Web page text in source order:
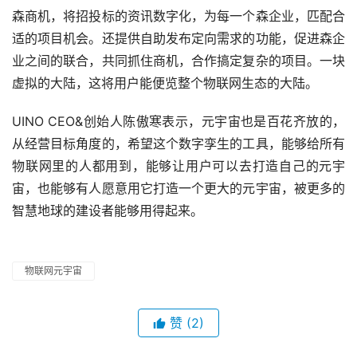
森商机，将招投标的资讯数字化，为每一个森企业，匹配合
适的项目机会。还提供自助发布定向需求的功能，促进森企
业之间的联合，共同抓住商机，合作搞定复杂的项目。一块
虚拟的大陆，这将用户能便览整个物联网生态的大陆。
UINO CEO&创始人陈傲寒表示，元宇宙也是百花齐放的，
从经营目标角度的，希望这个数字孪生的工具，能够给所有
物联网里的人都用到，能够让用户可以去打造自己的元宇
宙，也能够有人愿意用它打造一个更大的元宇宙，被更多的
智慧地球的建设者能够用得起来。
物联网元宇宙
赞 (2)